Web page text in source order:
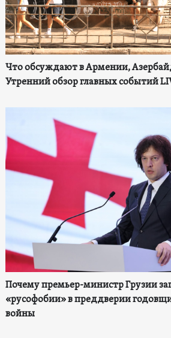
Что обсуждают в Армении,
Утренний обзор главных событий
Почему премьер-министр Грузии
«русофобии» в преддверии
войны